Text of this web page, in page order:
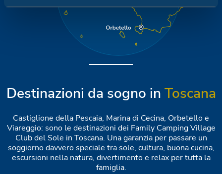
Destinazioni da sogno in Toscana
Castiglione della Pescaia, Marina di Cecina, Orbetello e
Viareggio: sono le destinazioni dei Family Camping Village
Club del Sole in Toscana. Una garanzia per passare un
soggiorno davvero speciale tra sole, cultura, buona cucina,
escursioni nella natura, divertimento e relax per tutta la
famiglia.